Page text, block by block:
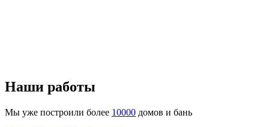
Наши работы
Мы уже построили более 10000 домов и бань